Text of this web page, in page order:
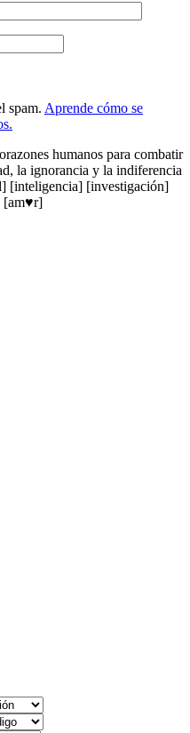
spam. Aprende cómo se
humanos para combatir
la ignorancia y la indiferencia
[inteligencia] [investigación]
[am♥r]